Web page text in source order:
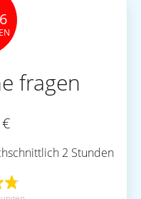
fragen
€
2 Stunden